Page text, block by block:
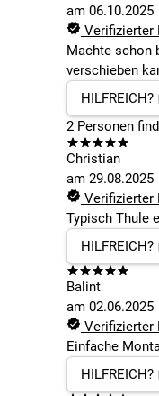
am 06.10.2025
Verifizierter
Machte schon
verschieben
HILFREICH?
2Personen
Christian
am 29.08.2025
Verifizierter
Typisch Thule
HILFREICH?
Balint
am 02.06.2025
Verifizierter
Einfache
HILFREICH?